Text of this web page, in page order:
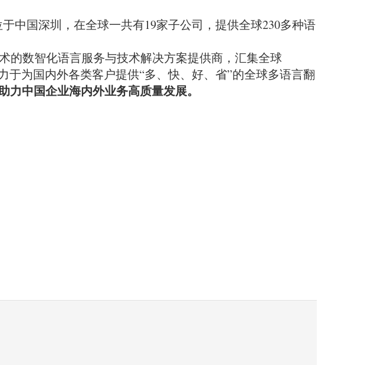
于中国深圳，在全球一共有19家子公司，提供全球230多种语
的数智化语言服务与技术解决方案提供商，汇集全球
为国内外各类客户提供“多、快、好、省”的全球多语言翻
中国企业海内外业务高质量发展。